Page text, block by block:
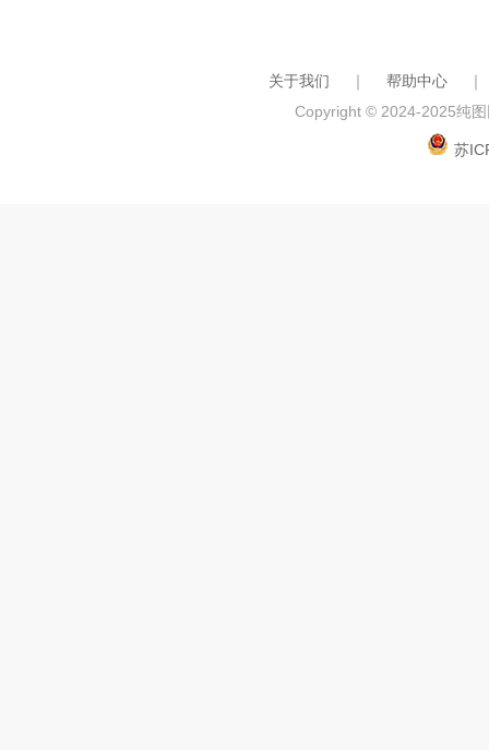
关于我们 ｜ 帮助中心
｜
Copyright © 2024-2025纯
苏